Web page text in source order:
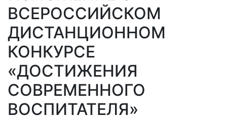
ВСЕРОССИЙСКОМ
ДИСТАНЦИОННОМ
КОНКУРСЕ
«ДОСТИЖЕНИЯ
СОВРЕМЕННОГО
ВОСПИТАТЕЛЯ»